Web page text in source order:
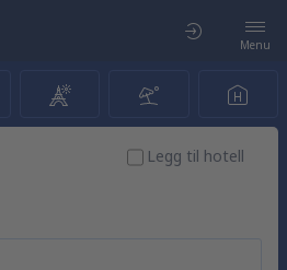
Menu
Legg til hotell